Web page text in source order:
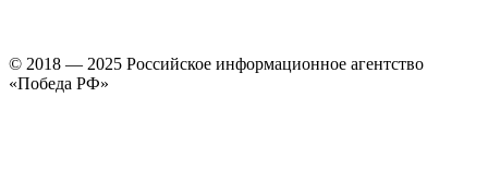
© 2018 — 2025 Российское информационное агентство
«Победа РФ»